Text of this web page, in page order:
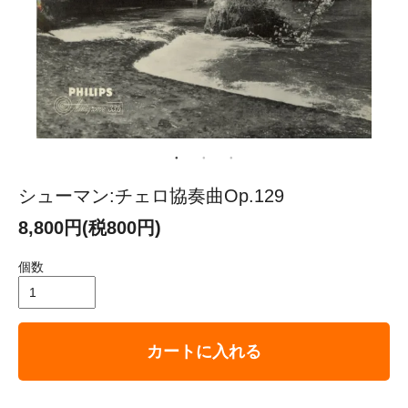
シューマン:チェロ協奏曲Op.129
8,800円(税800円)
個数
カートに入れる